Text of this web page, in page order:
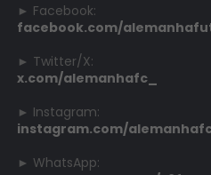
► Facebook:
facebook.com/
► Twitter/X:
x.com/alemanhafc_
► Instagram:
instagram.com/
► WhatsApp: